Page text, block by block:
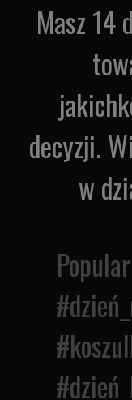
Masz 14
decyzji.
w
#
#
#